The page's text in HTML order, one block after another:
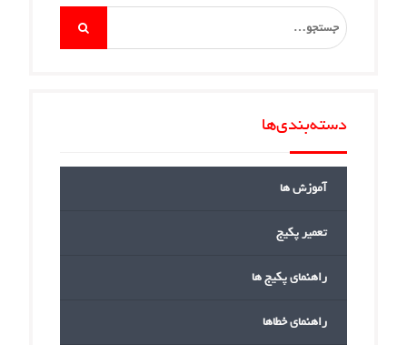
Search
for:
دسته‌بندی‌ها
آموزش ها
تعمیر پکیج
راهنمای پکیج ها
راهنمای خطاها